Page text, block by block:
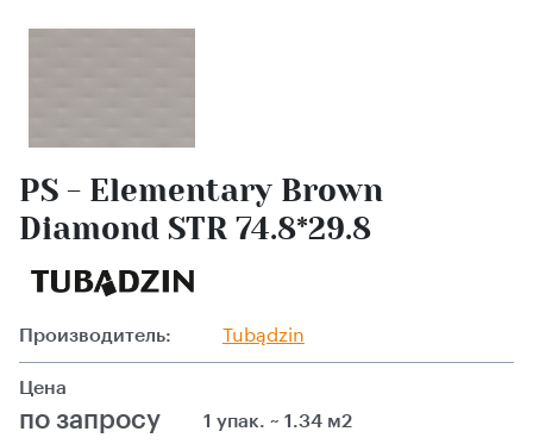
PS - Elementary Brown
Diamond STR 74.8*29.8
Производитель: Tubądzin
Цена
по запросу 1 упак. ~ 1.34 м2